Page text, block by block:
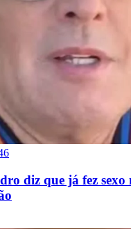
diz que já fez sexo